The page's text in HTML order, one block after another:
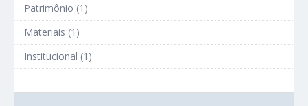
Patrimônio (1)
Materiais (1)
Institucional (1)